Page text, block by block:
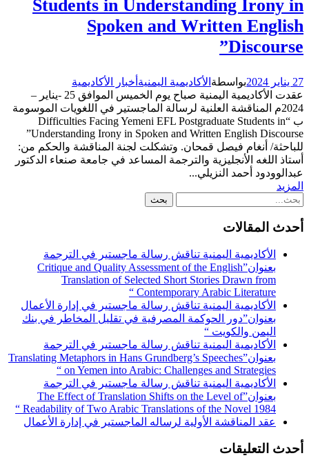
Students in Understanding Irony in
Spoken and Written English
Discourse”
27 يناير 2024 بواسطة الأكاديمية اليمنية أخبار الأكاديمية
عقدت الأكاديمية اليمنية صباح يوم الخميس الموافق 25 -يناير –
2024م المناقشة العلنية لرسالة الماجستير في اللغويات الموسومة
ب “Difficulties Facing Yemeni EFL Postgraduate Students in
Understanding Irony in Spoken and Written English Discourse”
للباحثة/ أنغام فيصل قمحان. وتشكلت لجنة المناقشة والحكم من:
أستاذ اللغه الأنجليزية والترجمة المساعد في جامعة صنعاء الدكتور
عبدالوودود أحمد النزيلي...
المزيد
أحدث المقالات
الأكاديمية اليمنية تناقش رسالة ماجستير في الترجمة
بعنوان”Critique and Quality Assessment of the English
Translation of Selected Short Stories Drawn from
Contemporary Arabic Literature “
الأكاديمية اليمنية تناقش رسالة ماجستير في إدارة الأعمال
بعنوان”دور الحوكمة المصرفية في تقليل المخاطر في بنك
اليمن والكويت “
الأكاديمية اليمنية تناقش رسالة ماجستير في الترجمة
بعنوان”Translating Metaphors in Hans Grundberg’s Speeches
on Yemen into Arabic: Challenges and Strategies “
الأكاديمية اليمنية تناقش رسالة ماجستير في الترجمة
بعنوان”The Effect of Translation Shifts on the Level of
Readability of Two Arabic Translations of the Novel 1984 “
عقد المناقشة الأولية لرساله الماجستير في إدارة الأعمال
أحدث التعليقات